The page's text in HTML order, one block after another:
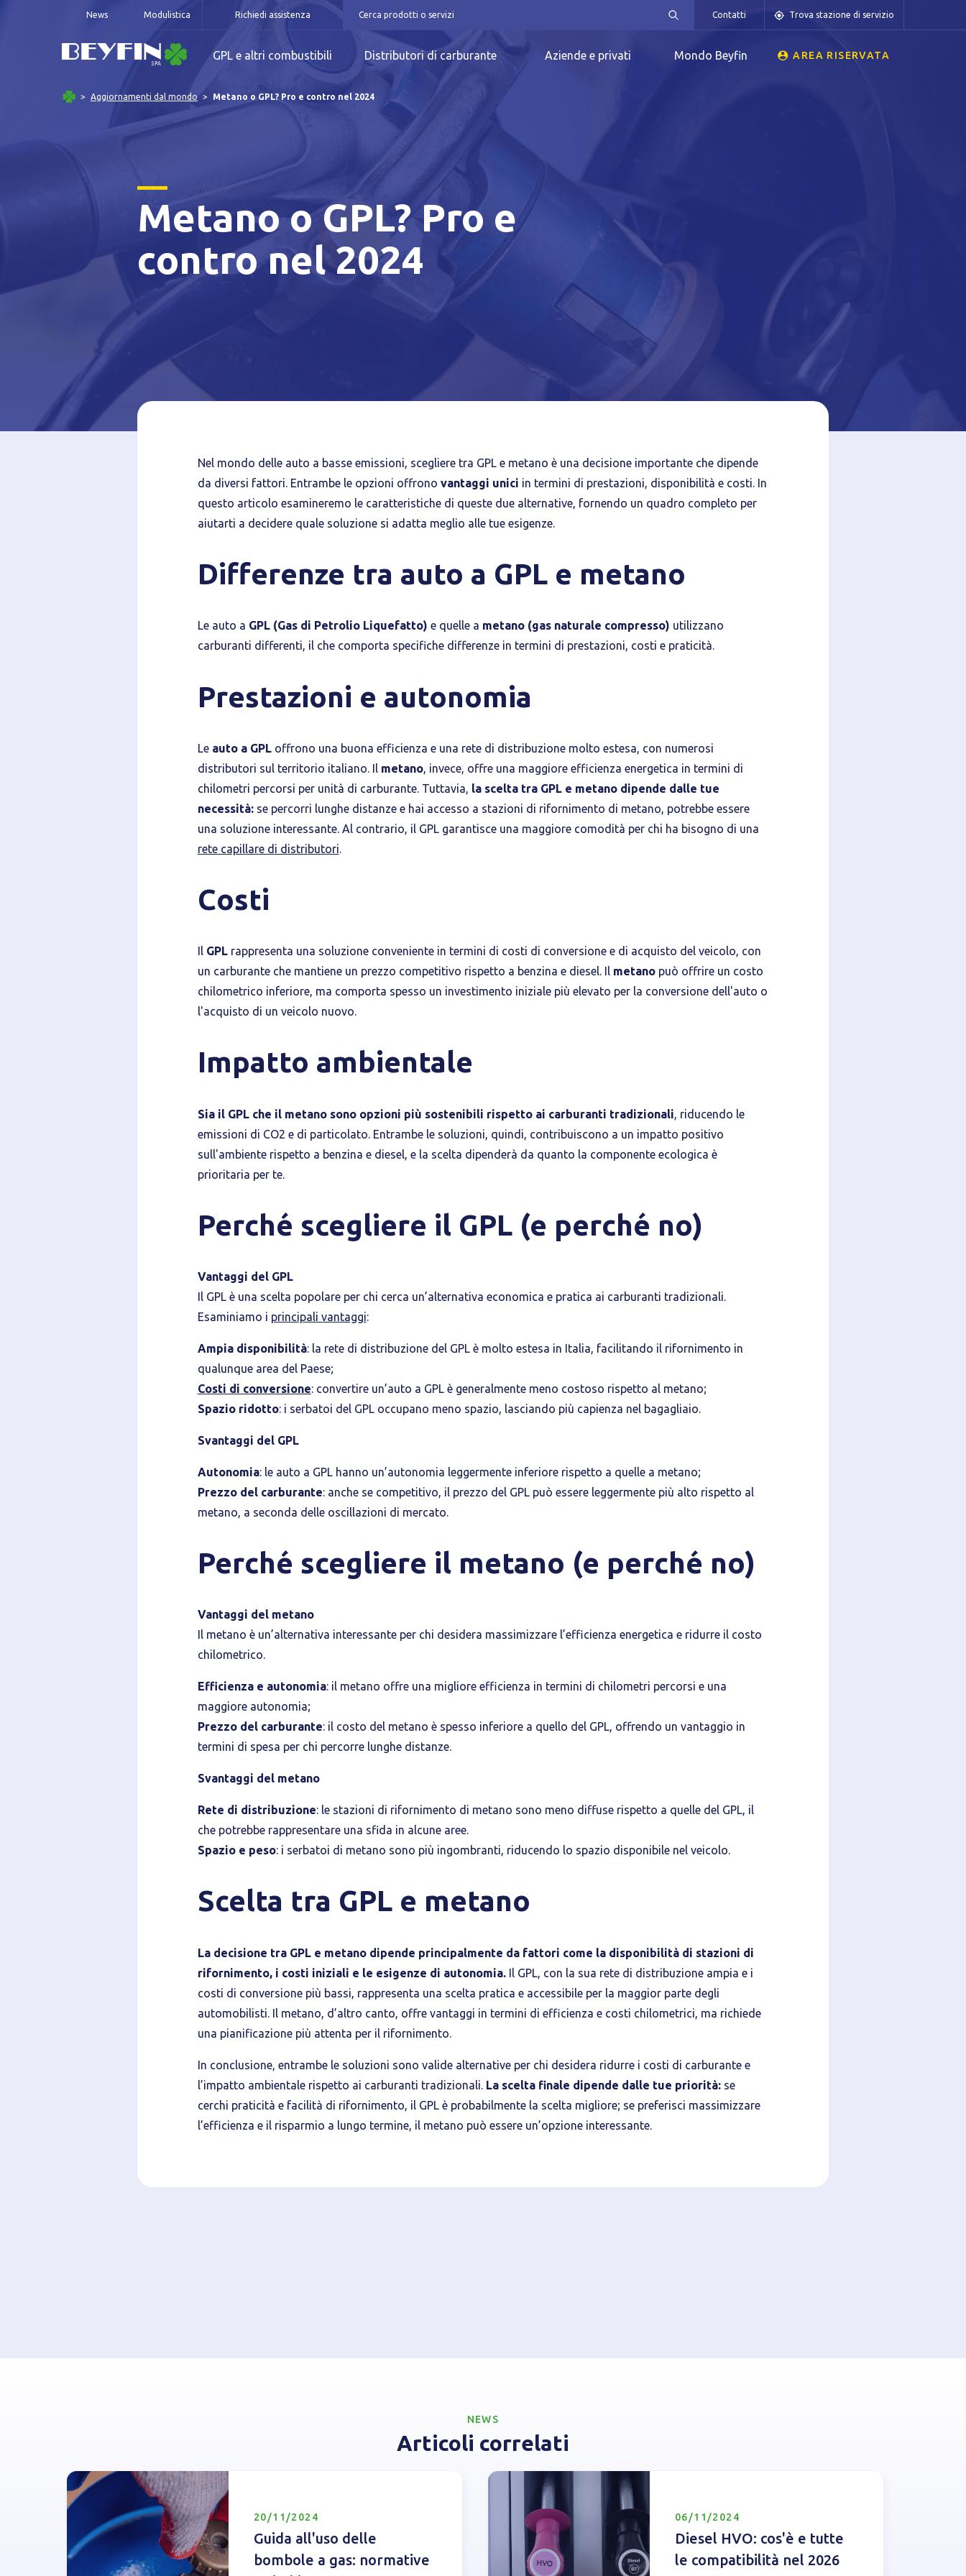
News Modulistica Richiedi assistenza Contatti Trova stazione di servizio
GPL e altri combustibili Distributori di carburante Aziende e privati Mondo Beyfin AREA RISERVATA
Aggiornamenti dal mondo Metano o GPL? Pro e contro nel 2024
Metano o GPL? Pro e
contro nel 2024
Nel mondo delle auto a basse emissioni, scegliere tra GPL e metano è una decisione importante che dipende
da diversi fattori. Entrambe le opzioni offrono vantaggi unici in termini di prestazioni, disponibilità e costi. In
questo articolo esamineremo le caratteristiche di queste due alternative, fornendo un quadro completo per
aiutarti a decidere quale soluzione si adatta meglio alle tue esigenze.
Differenze tra auto a GPL e metano
Le auto a GPL (Gas di Petrolio Liquefatto) e quelle a metano (gas naturale compresso) utilizzano
carburanti differenti, il che comporta specifiche differenze in termini di prestazioni, costi e praticità.
Prestazioni e autonomia
Le auto a GPL offrono una buona efficienza e una rete di distribuzione molto estesa, con numerosi
distributori sul territorio italiano. Il metano, invece, offre una maggiore efficienza energetica in termini di
chilometri percorsi per unità di carburante. Tuttavia, la scelta tra GPL e metano dipende dalle tue
necessità: se percorri lunghe distanze e hai accesso a stazioni di rifornimento di metano, potrebbe essere
una soluzione interessante. Al contrario, il GPL garantisce una maggiore comodità per chi ha bisogno di una
rete capillare di distributori.
Costi
Il GPL rappresenta una soluzione conveniente in termini di costi di conversione e di acquisto del veicolo, con
un carburante che mantiene un prezzo competitivo rispetto a benzina e diesel. Il metanopuò offrire un costo
chilometrico inferiore, ma comporta spesso un investimento iniziale più elevato per la conversione dell'auto o
l'acquisto di un veicolo nuovo.
Impatto ambientale
Sia il GPL che il metano sono opzioni più sostenibili rispetto ai carburanti tradizionali , riducendo le
emissioni di CO2 e di particolato. Entrambe le soluzioni, quindi, contribuiscono a un impatto positivo
sull'ambiente rispetto a benzina e diesel, e la scelta dipenderà da quanto la componente ecologica è
prioritaria per te.
Perché scegliere il GPL (e perché no)
Vantaggi del GPL
Il GPL è una scelta popolare per chi cerca un’alternativa economica e pratica ai carburanti tradizionali.
Esaminiamo i principali vantaggi:
Ampia disponibilità: la rete di distribuzione del GPL è molto estesa in Italia, facilitando il rifornimento in
qualunque area del Paese;
Costi di conversione: convertire un’auto a GPL è generalmente meno costoso rispetto al metano;
Spazio ridotto: i serbatoi del GPL occupano meno spazio, lasciando più capienza nel bagagliaio.
Svantaggi del GPL
Autonomia: le auto a GPL hanno un’autonomia leggermente inferiore rispetto a quelle a metano;
Prezzo del carburante: anche se competitivo, il prezzo del GPL può essere leggermente più alto rispetto al
metano, a seconda delle oscillazioni di mercato.
Perché scegliere il metano (e perché no)
Vantaggi del metano
Il metano è un’alternativa interessante per chi desidera massimizzare l’efficienza energetica e ridurre il costo
chilometrico.
Efficienza e autonomia: il metano offre una migliore efficienza in termini di chilometri percorsi e una
maggiore autonomia;
Prezzo del carburante: il costo del metano è spesso inferiore a quello del GPL, offrendo un vantaggio in
termini di spesa per chi percorre lunghe distanze.
Svantaggi del metano
Rete di distribuzione: le stazioni di rifornimento di metano sono meno diffuse rispetto a quelle del GPL, il
che potrebbe rappresentare una sfida in alcune aree.
Spazio e peso: i serbatoi di metano sono più ingombranti, riducendo lo spazio disponibile nel veicolo.
Scelta tra GPL e metano
La decisione tra GPL e metano dipende principalmente da fattori come la disponibilità di stazioni di
rifornimento, i costi iniziali e le esigenze di autonomia.Il GPL, con la sua rete di distribuzione ampia e i
costi di conversione più bassi, rappresenta una scelta pratica e accessibile per la maggior parte degli
automobilisti. Il metano, d’altro canto, offre vantaggi in termini di efficienza e costi chilometrici, ma richiede
una pianificazione più attenta per il rifornimento.
In conclusione, entrambe le soluzioni sono valide alternative per chi desidera ridurre i costi di carburante e
l’impatto ambientale rispetto ai carburanti tradizionali. La scelta finale dipende dalle tue priorità:se
cerchi praticità e facilità di rifornimento, il GPL è probabilmente la scelta migliore; se preferisci massimizzare
l’efficienza e il risparmio a lungo termine, il metano può essere un’opzione interessante.
NEWS
Articoli correlati
20/11/2024
Guida all'uso delle
bombole a gas: normative
06/11/2024
Diesel HVO: cos'è e tutte
le compatibilità nel 2026
Accetto l'utilizzo di cookie tecnici (obbligatori per proseguire la navigazione del
sito)
Analitici